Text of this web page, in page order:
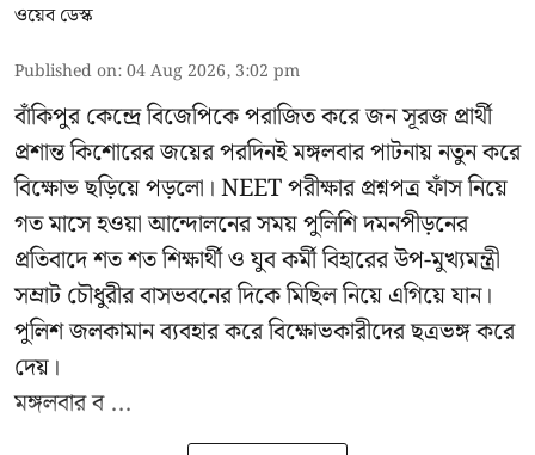
ওয়েব ডেস্ক
Published on:04 Aug 2026, 3:02 pm
বাঁকিপুর কেন্দ্রে বিজেপিকে পরাজিত করে জন সূরজ প্রার্থী
প্রশান্ত কিশোরের জয়ের পরদিনই মঙ্গলবার পাটনায় নতুন করে
বিক্ষোভ ছড়িয়ে পড়লো। NEET পরীক্ষার প্রশ্নপত্র ফাঁস নিয়ে
গত মাসে হওয়া আন্দোলনের সময় পুলিশি দমনপীড়নের
প্রতিবাদে শত শত শিক্ষার্থী ও যুব কর্মী বিহারের উপ-মুখ্যমন্ত্রী
সম্রাট চৌধুরীর বাসভবনের দিকে মিছিল নিয়ে এগিয়ে যান।
পুলিশ জলকামান ব্যবহার করে বিক্ষোভকারীদের ছত্রভঙ্গ করে
দেয়।
মঙ্গলবার ব ...